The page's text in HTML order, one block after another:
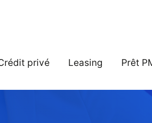
privé Leasing Prêt